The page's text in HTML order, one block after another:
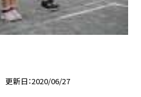
更新日 2020/06/27